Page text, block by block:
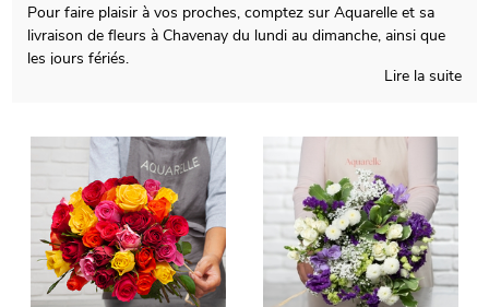
Pour faire plaisir à vos proches, comptez sur Aquarelle et sa
livraison de fleurs à Chavenay du lundi au dimanche, ainsi que
les jours fériés.
l’empaquetage de votre composition florale, avec un contenant
spécifique qui servira à sa protection, puis nous prendrons une
photo pour vous. Nous vous enverrons ensuite cette image par
e-mail afin que vous puissiez jeter un coup d’œil à votre
composition florale. C’est alors que sera organisé son envoi à
Chavenay. Rendez votre présent plus original encore en
joignant gratuitement un message personnalisé, ou une photo
imprimée.
Lire la suite